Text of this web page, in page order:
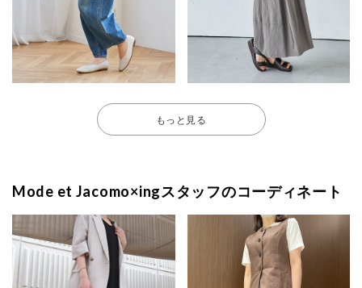
もっと見る
Mode et Jacomo×ingスタッフのコーディネート